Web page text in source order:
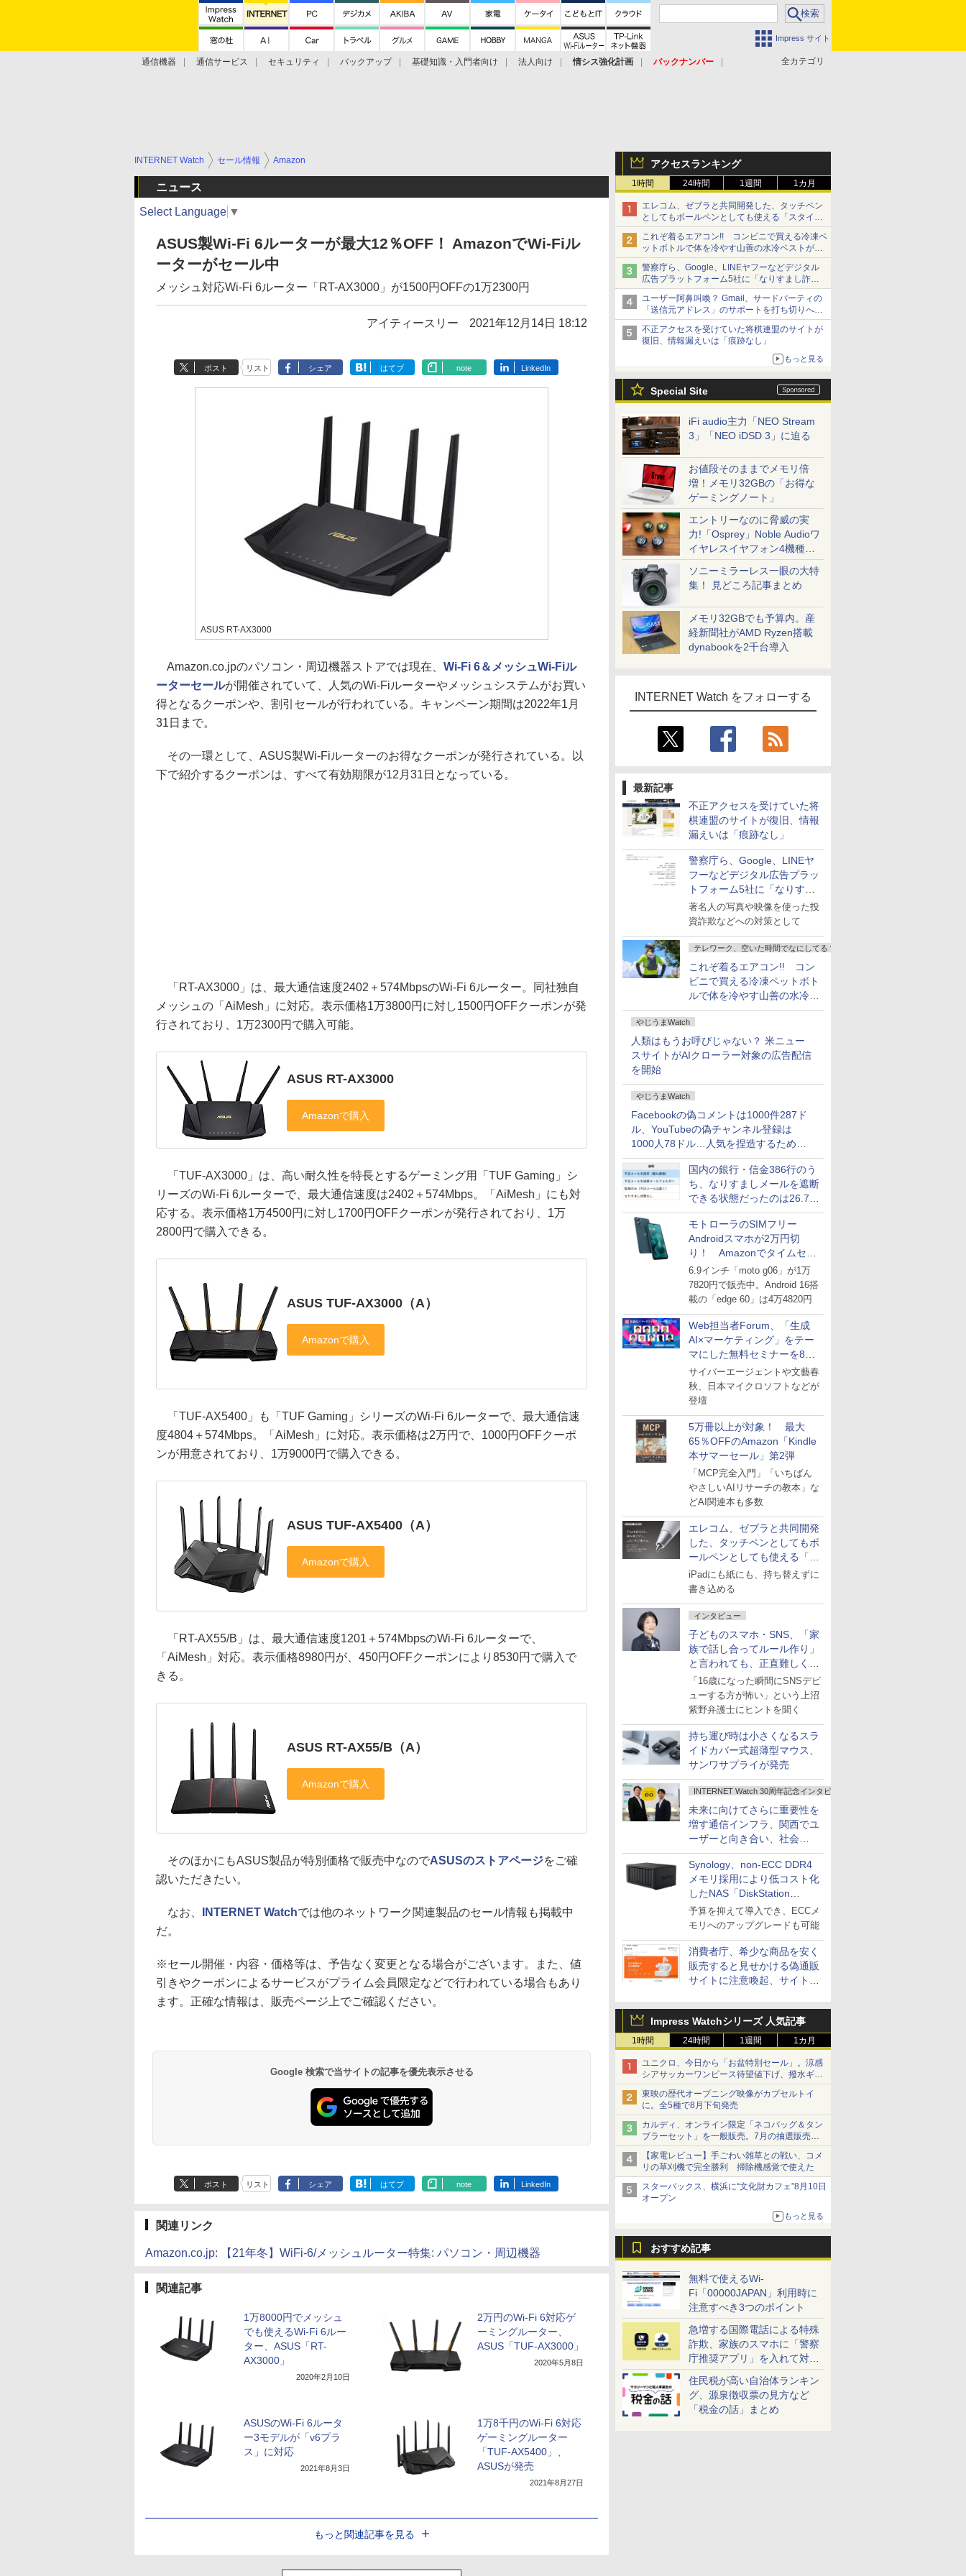
Impress サイト
全カテゴリ
通信機器 通信サービス セキュリティ バックアップ 基礎知識・入門者向け 法人向け 情シス強化計画
バックナンバー
アクセスランキング
1時間 24時間 1週間 1カ月
エレコム、ゼブラと共同開発した、タッチペン
としてもボールペンとしても使える「スタイラ
スツーウェイ」発売 iPadにも紙にも、持ち替
えずに書き込める
これぞ着るエアコン!! コンビニで買える冷凍ペ
ットボトルで体を冷やす山善の水冷ベストがロ
ードバイクにちょうどいい【ぼっち・ざ・ろー
ど！その14】【空いた時間でなにしてる？】
警察庁ら、Google、LINEヤフーなどデジタル
広告プラットフォーム5社に「なりすまし詐欺
広告」対策強化を要請 著名人の写真や映像を
使った投資詐欺などへの対策として
ユーザー阿鼻叫喚？ Gmail、サードパーティの
「送信元アドレス」のサポートを打ち切りへ
【やじうまWatch】
不正アクセスを受けていた将棋連盟のサイトが
復旧、情報漏えいは「痕跡なし」
もっと見る
Special Site
iFi audio主力「NEO Stream
3」「NEO iDSD 3」に迫る
お値段そのままでメモリ倍
増！メモリ32GBの「お得な
ゲーミングノート」
エントリーなのに脅威の実
力!「Osprey」Noble Audioワ
イヤレスイヤフォン4機種を
一気に聴く
ソニーミラーレス一眼の大特
集！ 見どころ記事まとめ
メモリ32GBでも予算内。産
経新聞社がAMD Ryzen搭載
dynabookを2千台導入
INTERNET Watch をフォローする
最新記事
不正アクセスを受けていた将
棋連盟のサイトが復旧、情報
漏えいは「痕跡なし」
警察庁ら、Google、LINEヤ
フーなどデジタル広告プラッ
トフォーム5社に「なりすま
し詐欺広告」対策強化を要請
著名人の写真や映像を使った投
資詐欺などへの対策として
テレワーク、空いた時間でなにしてる？
これぞ着るエアコン!! コン
ビニで買える冷凍ペットボト
ルで体を冷やす山善の水冷ベ
ストがロードバイクにちょう
どいい【ぼっち・ざ・ろー
ど！その14】
やじうまWatch
人類はもうお呼びじゃない？ 米ニュー
スサイトがAIクローラー対象の広告配信
を開始
やじうまWatch
Facebookの偽コメントは1000件287ド
ル、YouTubeの偽チャンネル登録は
1000人78ドル…人気を捏造するための
価格リストが公開中
国内の銀行・信金386行のう
ち、なりすましメールを遮断
できる状態だったのは26.7％
にとどまる～GMOブランド
セキュリティ調査
モトローラのSIMフリー
Androidスマホが2万円切
り！ Amazonでタイムセー
ル
6.9インチ「moto g06」が1万
7820円で販売中。Android 16搭
載の「edge 60」は4万4820円
Web担当者Forum、「生成
AI×マーケティング」をテー
マにした無料セミナーを8月
27日にオンライン開催
サイバーエージェントや文藝春
秋、日本マイクロソフトなどが
登壇
5万冊以上が対象！ 最大
65％OFFのAmazon「Kindle
本サマーセール」第2弾
「MCP完全入門」「いちばん
やさしいAIリサーチの教本」な
どAI関連本も多数
エレコム、ゼブラと共同開発
した、タッチペンとしてもボ
ールペンとしても使える「ス
タイラスツーウェイ」発売
iPadにも紙にも、持ち替えずに
書き込める
インタビュー
子どものスマホ・SNS、「家
族で話し合ってルール作り」
と言われても、正直難しくな
いですか？
「16歳になった瞬間にSNSデビ
ューする方が怖い」という上沼
紫野弁護士にヒントを聞く
持ち運び時は小さくなるスラ
イドカバー式超薄型マウス、
サンワサプライが発売
INTERNET Watch 30周年記念インタビュー
未来に向けてさらに重要性を
増す通信インフラ、関西でユ
ーザーと向き合い、社会
の“あたらしい”を起動し続け
る～オプテージ
Synology、non-ECC DDR4
メモリ採用により低コスト化
したNAS「DiskStation
neo+」シリーズ
予算を抑えて導入でき、ECCメ
モリへのアップグレードも可能
消費者庁、希少な商品を安く
販売すると見せかける偽通販
サイトに注意喚起、サイト名
Impress Watchシリーズ 人気記事
1時間 24時間 1週間 1カ月
ユニクロ、今日から「お盆特別セール」。涼感
シアサッカーワンピース待望値下げ、撥水ギア
ショーツは1990円に
東映の歴代オープニング映像がカプセルトイ
に。全5種で8月下旬発売
カルディ、オンライン限定「ネコバッグ＆タン
ブラーセット」を一般販売。7月の抽選販売の
当選無効分
【家電レビュー】手ごわい雑草との戦い、コメ
リの草刈機で完全勝利 掃除機感覚で使えた
スターバックス、横浜に“文化財カフェ”8月10日
オープン
もっと見る
おすすめ記事
無料で使えるWi-
Fi「00000JAPAN」利用時に
注意すべき3つのポイント
急増する国際電話による特殊
詐欺、家族のスマホに「警察
庁推奨アプリ」を入れて対策
しよう！
住民税が高い自治体ランキン
グ、源泉徴収票の見方など
「税金の話」まとめ
INTERNET Watch セール情報 Amazon
ニュース
Select Language ▼
ASUS製Wi-Fi 6ルーターが最大12％OFF！ AmazonでWi-Fiル
ーターがセール中
メッシュ対応Wi-Fi 6ルーター「RT-AX3000」が1500円OFFの1万2300円
アイティースリー 2021年12月14日 18:12
ポスト リスト シェア はてブ note LinkedIn
ASUS RT-AX3000
Amazon.co.jpのパソコン・周辺機器ストアでは現在、 Wi-Fi 6＆メッシュWi-Fiル
ーターセールが開催されていて、人気のWi-Fiルーターやメッシュシステムがお買い
得となるクーポンや、割引セールが行われている。キャンペーン期間は2022年1月
31日まで。
その一環として、ASUS製Wi-Fiルーターのお得なクーポンが発行されている。以
下で紹介するクーポンは、すべて有効期限が12月31日となっている。
「RT-AX3000」は、最大通信速度2402＋574MbpsのWi-Fi 6ルーター。同社独自
メッシュの「AiMesh」に対応。表示価格1万3800円に対し1500円OFFクーポンが発
行されており、1万2300円で購入可能。
ASUS RT-AX3000
「TUF-AX3000」は、高い耐久性を特長とするゲーミング用「TUF Gaming」シ
リーズのWi-Fi 6ルーターで、最大通信速度は2402＋574Mbps。「AiMesh」にも対
応する。表示価格1万4500円に対し1700円OFFクーポンが発行されており、1万
2800円で購入できる。
ASUS TUF-AX3000（A）
「TUF-AX5400」も「TUF Gaming」シリーズのWi-Fi 6ルーターで、最大通信速
度4804＋574Mbps。「AiMesh」に対応。表示価格は2万円で、1000円OFFクーポ
ンが用意されており、1万9000円で購入できる。
ASUS TUF-AX5400（A）
「RT-AX55/B」は、最大通信速度1201＋574MbpsのWi-Fi 6ルーターで、
「AiMesh」対応。表示価格8980円が、450円OFFクーポンにより8530円で購入で
きる。
ASUS RT-AX55/B（A）
そのほかにもASUS製品が特別価格で販売中なのでASUSのストアページをご確
認いただきたい。
なお、 INTERNET Watchでは他のネットワーク関連製品のセール情報も掲載中
だ。
※セール開催・内容・価格等は、予告なく変更となる場合がございます。また、値
引きやクーポンによるサービスがプライム会員限定などで行われている場合もあり
ます。正確な情報は、販売ページ上でご確認ください。
Google 検索で当サイトの記事を優先表示させる
ポスト リスト シェア はてブ note LinkedIn
関連リンク
Amazon.co.jp: 【21年冬】WiFi-6/メッシュルーター特集: パソコン・周辺機器
関連記事
1万8000円でメッシュ
でも使えるWi-Fi 6ルー
ター、ASUS「RT-
AX3000」
2020年2月10日
2万円のWi-Fi 6対応ゲ
ーミングルーター、
ASUS「TUF-AX3000」
2020年5月8日
ASUSのWi-Fi 6ルータ
ー3モデルが「v6プラ
ス」に対応
2021年8月3日
1万8千円のWi-Fi 6対応
ゲーミングルーター
「TUF-AX5400」、
ASUSが発売
2021年8月27日
もっと関連記事を見る